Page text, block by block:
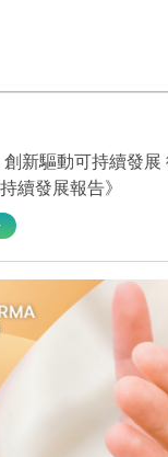
動可持續發展 復星醫藥發佈首
續發展報告》